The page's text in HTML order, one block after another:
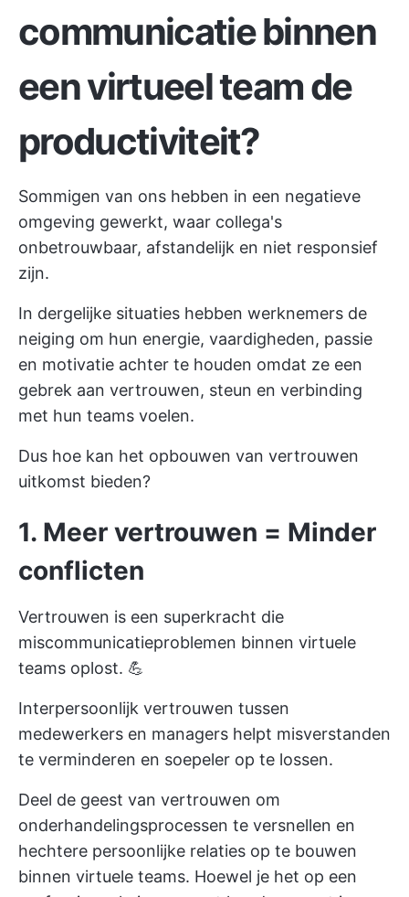
communicatie binnen
een virtueel team de
productiviteit?
Sommigen van ons hebben in een negatieve
omgeving gewerkt, waar collega's
onbetrouwbaar, afstandelijk en niet responsief
zijn.
In dergelijke situaties hebben werknemers de
neiging om hun energie, vaardigheden, passie
en motivatie achter te houden omdat ze een
gebrek aan vertrouwen, steun en verbinding
met hun teams voelen.
Dus hoe kan het opbouwen van vertrouwen
uitkomst bieden?
1. Meer vertrouwen = Minder
conflicten
Vertrouwen is een superkracht die
miscommunicatieproblemen binnen virtuele
teams oplost. 💪
Interpersoonlijk vertrouwen tussen
medewerkers en managers helpt misverstanden
te verminderen en soepeler op te lossen.
Deel de geest van vertrouwen om
onderhandelingsprocessen te versnellen en
hechtere persoonlijke relaties op te bouwen
binnen virtuele teams. Hoewel je het op een